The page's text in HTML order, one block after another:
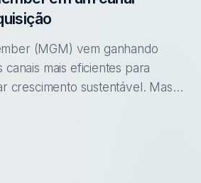
(MGM) vem ganhando
mais eficientes para
crescimento sustentável. Mas
acontecem sozinha